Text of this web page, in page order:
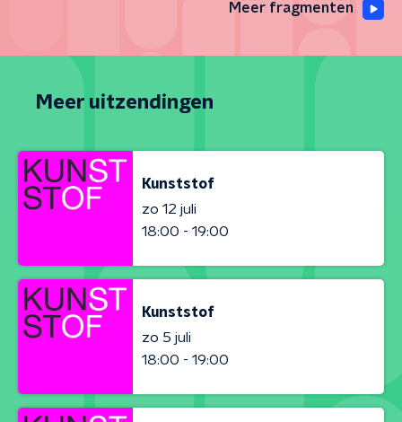
Meer fragmenten
Meer uitzendingen
Kunststof
zo 12 juli
18:00 - 19:00
Kunststof
zo 5 juli
18:00 - 19:00